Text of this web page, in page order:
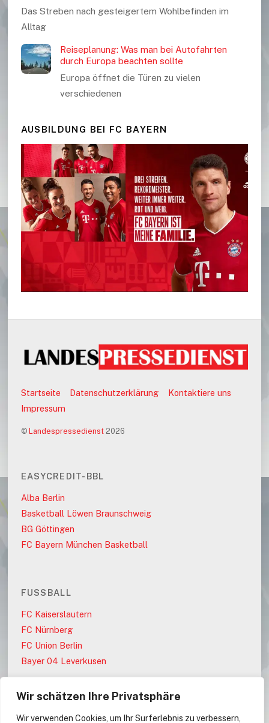
Wir schätzen Ihre Privatsphäre
Wir verwenden Cookies, um Ihr Surferlebnis zu verbessern,
Das Streben nach gesteigertem Wohlbefinden im
Alltag
Reiseplanung: Was man bei Autofahrten
durch Europa beachten sollte
Europa öffnet die Türen zu vielen
verschiedenen
AUSBILDUNG BEI FC BAYERN
Startseite Datenschutzerklärung
Kontaktiere uns
Impressum
© Landespressedienst2026
EASYCREDIT-BBL
Alba Berlin
Basketball Löwen Braunschweig
BG Göttingen
FC Bayern München Basketball
FUSSBALL
FC Kaiserslautern
FC Nürnberg
FC Union Berlin
Bayer 04 Leverkusen